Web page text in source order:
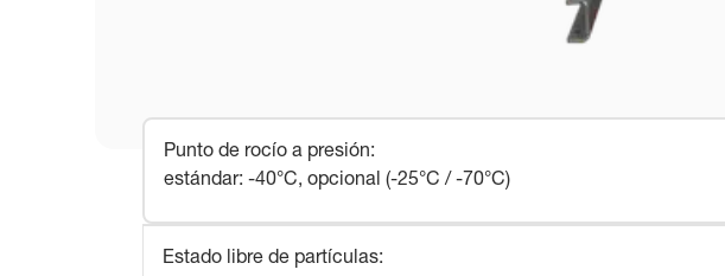
Punto de rocío a presión:
estándar: -40°C, opcional (-25°C / -70°C)
Estado libre de partículas: